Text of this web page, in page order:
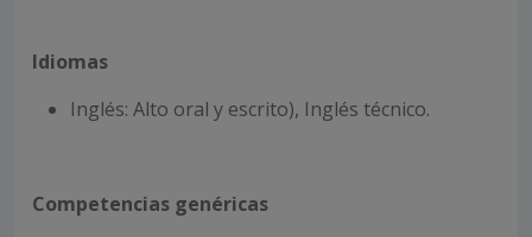
Idiomas
Inglés: Alto oral y escrito), Inglés técnico.
Competencias genéricas